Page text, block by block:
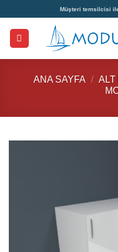
Müşteri temsilcisi
ANA SAYFA / ALT